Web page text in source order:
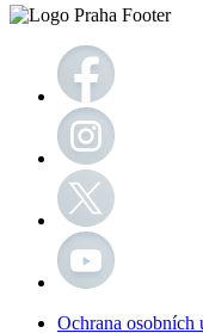
Ochrana osobních